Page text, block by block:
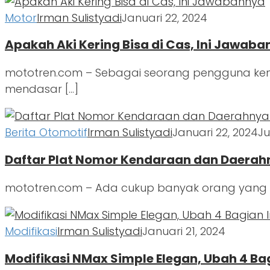
MotorIrman SulistyadiJanuari 22, 2024
Apakah Aki Kering Bisa di Cas, Ini
mototren.com – Sebagai seorang pengguna
mendasar […]
Berita OtomotifIrman SulistyadiJanuari 22, 2024
Daftar Plat Nomor Kendaraan dan
mototren.com – Ada cukup banyak orang
ModifikasiIrman SulistyadiJanuari 21, 2024
Modifikasi NMax Simple Elegan, Ubah 4